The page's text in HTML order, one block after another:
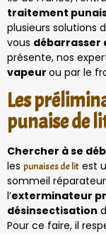
traitement
plusieurs solutions
vous débarrasser
présente, nos
vapeur ou par le
Les
punaise de
Chercher à se
les punaises de lit est
sommeil
l’exterminateur
désinsectisation
Pour ce faire, il